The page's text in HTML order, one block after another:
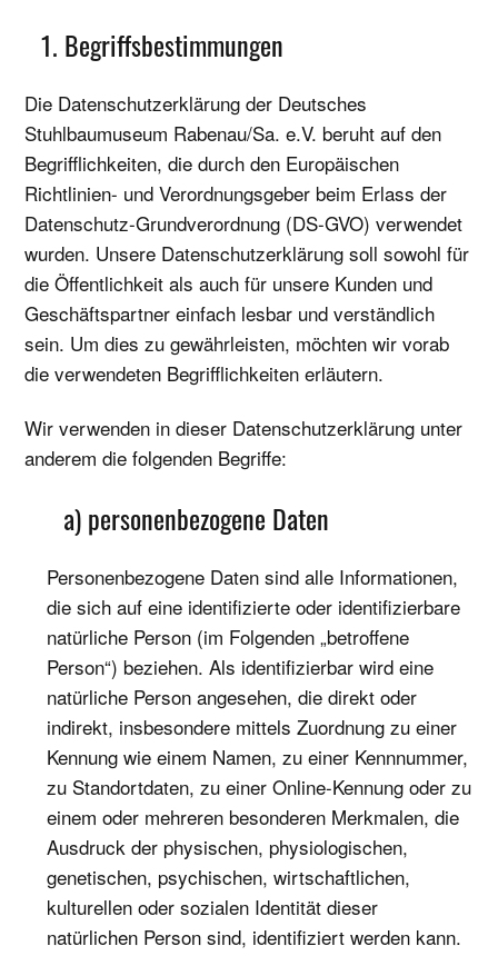
1. Begriffsbestimmungen
Die Datenschutzerklärung der Deutsches
Stuhlbaumuseum Rabenau/Sa. e.V. beruht auf den
Begrifflichkeiten, die durch den Europäischen
Richtlinien- und Verordnungsgeber beim Erlass der
Datenschutz-Grundverordnung (DS-GVO) verwendet
wurden. Unsere Datenschutzerklärung soll sowohl für
die Öffentlichkeit als auch für unsere Kunden und
Geschäftspartner einfach lesbar und verständlich
sein. Um dies zu gewährleisten, möchten wir vorab
die verwendeten Begrifflichkeiten erläutern.
Wir verwenden in dieser Datenschutzerklärung unter
anderem die folgenden Begriffe:
a) personenbezogene Daten
Personenbezogene Daten sind alle Informationen,
die sich auf eine identifizierte oder identifizierbare
natürliche Person (im Folgenden „betroffene
Person“) beziehen. Als identifizierbar wird eine
natürliche Person angesehen, die direkt oder
indirekt, insbesondere mittels Zuordnung zu einer
Kennung wie einem Namen, zu einer Kennnummer,
zu Standortdaten, zu einer Online-Kennung oder zu
einem oder mehreren besonderen Merkmalen, die
Ausdruck der physischen, physiologischen,
genetischen, psychischen, wirtschaftlichen,
kulturellen oder sozialen Identität dieser
natürlichen Person sind, identifiziert werden kann.